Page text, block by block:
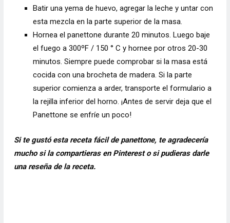
Batir una yema de huevo, agregar la leche y untar con
esta mezcla en la parte superior de la masa.
Hornea el panettone durante 20 minutos. Luego baje
el fuego a 300ºF / 150 ° C y hornee por otros 20-30
minutos. Siempre puede comprobar si la masa está
cocida con una brocheta de madera. Si la parte
superior comienza a arder, transporte el formulario a
la rejilla inferior del horno. ¡Antes de servir deja que el
Panettone se enfríe un poco!
Si te gustó esta receta fácil de panettone, te agradecería
mucho si la compartieras en Pinterest o si pudieras darle
una reseña de la receta.